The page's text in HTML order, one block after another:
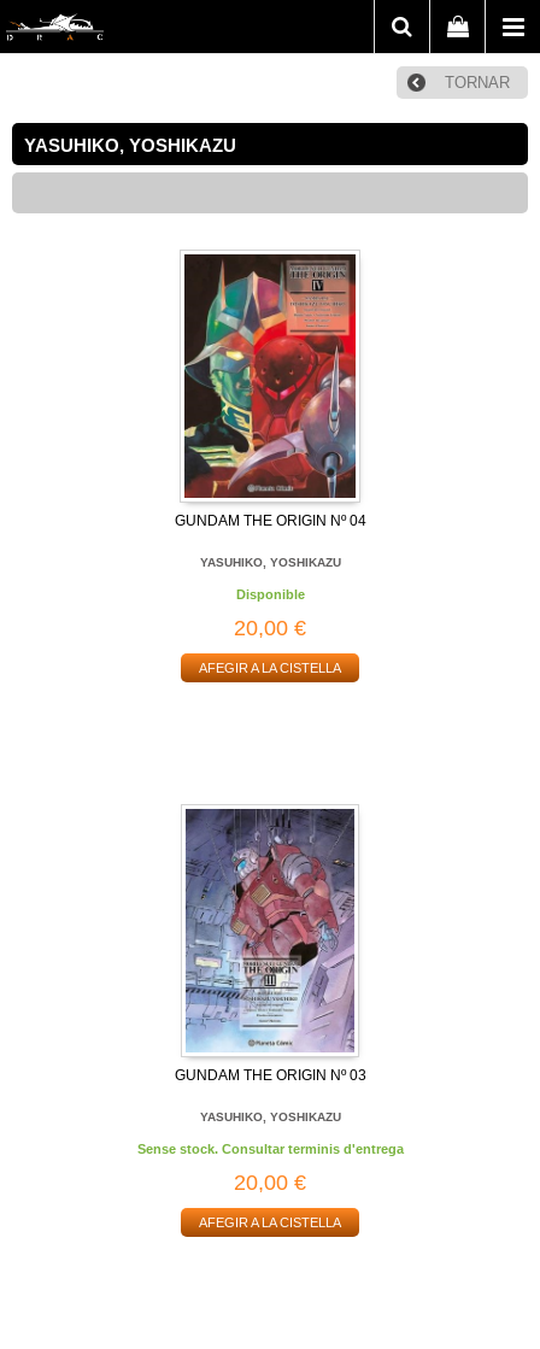
TORNAR
YASUHIKO, YOSHIKAZU
GUNDAM THE ORIGIN Nº 04
YASUHIKO, YOSHIKAZU
Disponible
20,00 €
AFEGIR A LA CISTELLA
GUNDAM THE ORIGIN Nº 03
YASUHIKO, YOSHIKAZU
Sense stock. Consultar terminis d'entrega
20,00 €
AFEGIR A LA CISTELLA